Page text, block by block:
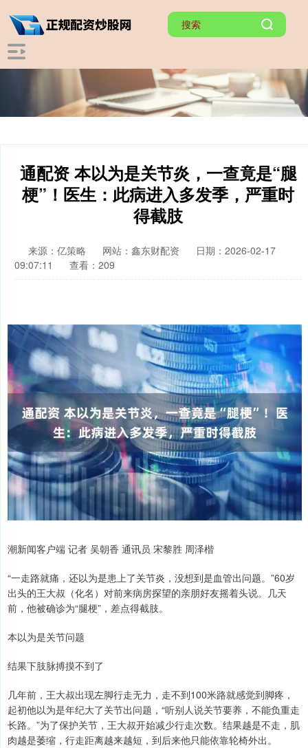
通配资 本以为是关节炎，一查竟是“腿
梗”！医生：此病进入多发季，严重时
得截肢
来源：亿策略 网站：鑫东财配资
日期：2026-02-17
09:07:11
查看：209
潮新闻客户端 记者 吴朝香 通讯员 宋黎胜 周泽楷
“一走路就痛，还以为是患上了关节炎，没想到是血管出问题。”60岁
出头的王大叔（化名）对前来病房探望的亲朋好友摇着头说。几天
前，他被确诊为“腿梗”，差点得截肢。
本以为是关节问题
结果下肢脉搏摸不到了
几年前，王大叔出现左脚行走无力，走不到100米路就感觉到脚疼，
起初他以为是年纪大了关节出问题，“听别人说关节要养，不能负重走
长路。”为了保护关节，王大叔开始减少行走次数。结果越是不走，肌
肉越是萎缩，行走距离越来越短，到后来他只能依靠轮椅外出。